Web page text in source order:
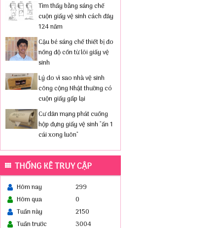
Tìm thấy bằng sáng chế
cuộn giấy vệ sinh cách đây
124 năm
Cậu bé sáng chế thiết bị đo
nồng độ cồn từ lõi giấy vệ
sinh
Lý do vì sao nhà vệ sinh
công cộng Nhật thường có
cuộn giấy gấp lại
Cư dân mạng phát cuồng
hộp đựng giấy vệ sinh "ấn 1
cái xong luôn"
THỐNG KÊ TRUY CẬP
Hôm nay
299
Hôm qua
0
Tuần này
2150
Tuần trước
3004